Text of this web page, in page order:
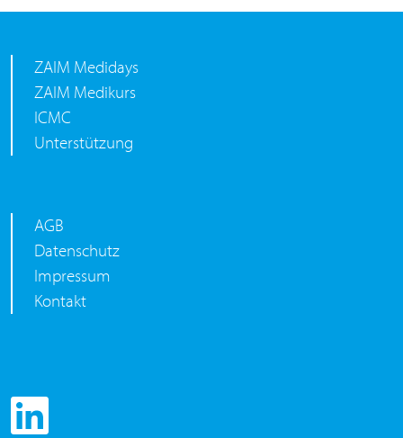
ZAIM Medidays
ZAIM Medikurs
ICMC
Unterstützung
AGB
Datenschutz
Impressum
Kontakt